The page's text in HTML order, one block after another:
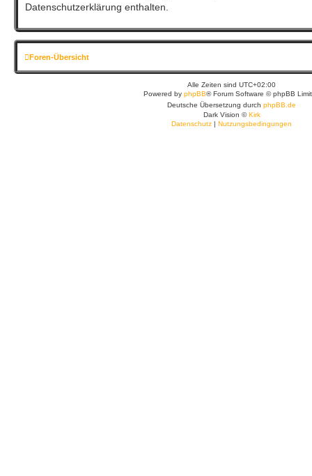
Datenschutzerklärung enthalten.
Foren-Übersicht
Alle Zeiten sind UTC+02:00
Powered by phpBB® Forum Software © phpBB
Deutsche Übersetzung durch phpBB.de
Dark Vision ©Kirk
Datenschutz | Nutzungsbedingungen